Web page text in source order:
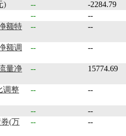
)
--
-2284.79
--
--
额特
-- --
额调
-- --
量净
-- 15774.69
调整
-- --
--
--
(万
-- --